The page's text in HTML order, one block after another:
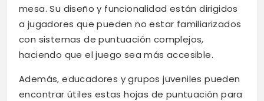
mesa. Su diseño y funcionalidad están dirigidos
a jugadores que pueden no estar familiarizados
con sistemas de puntuación complejos,
haciendo que el juego sea más accesible.
Además, educadores y grupos juveniles pueden
encontrar útiles estas hojas de puntuación para